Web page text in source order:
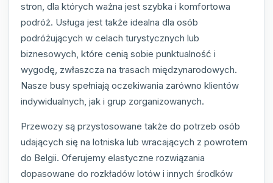
stron, dla których ważna jest szybka i komfortowa
podróż. Usługa jest także idealna dla osób
podróżujących w celach turystycznych lub
biznesowych, które cenią sobie punktualność i
wygodę, zwłaszcza na trasach międzynarodowych.
Nasze busy spełniają oczekiwania zarówno klientów
indywidualnych, jak i grup zorganizowanych.
Przewozy są przystosowane także do potrzeb osób
udających się na lotniska lub wracających z powrotem
do Belgii. Oferujemy elastyczne rozwiązania
dopasowane do rozkładów lotów i innych środków